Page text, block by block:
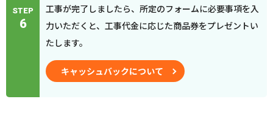
STEP
6
工事が完了しましたら、所定のフォームに必要事項を入
力いただくと、工事代金に応じた商品券をプレゼントい
たします。
キャッシュバックについて